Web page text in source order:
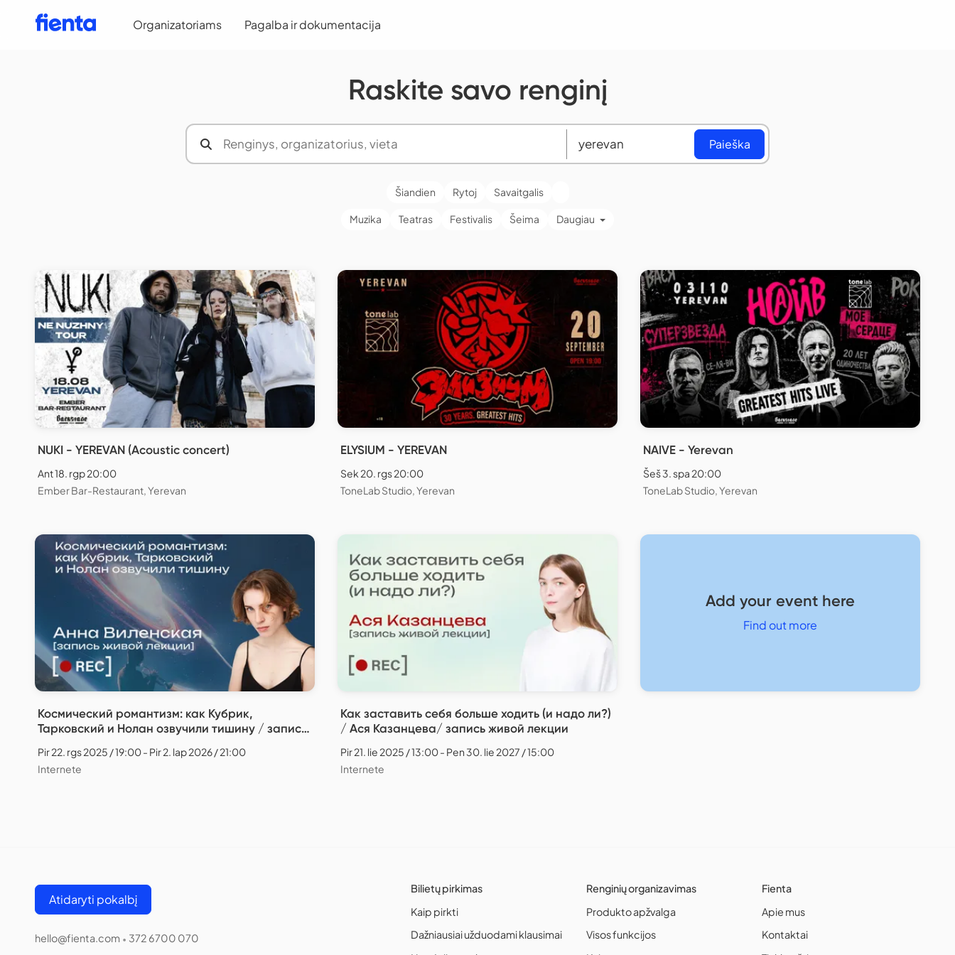
Organizatoriams Pagalba ir dokumentacija
Raskite savo renginį
Paieška
Šiandien Rytoj Savaitgalis
Muzika Teatras Festivalis Šeima Daugiau
NUKI - YEREVAN (Acoustic concert)
Ant 18. rgp 20:00
Ember Bar-Restaurant, Yerevan
ELYSIUM - YEREVAN
Sek 20. rgs 20:00
ToneLab Studio, Yerevan
NAIVE - Yerevan
Šeš 3. spa 20:00
ToneLab Studio, Yerevan
Космический романтизм: как Кубрик,
Тарковский и Нолан озвучили тишину / запись
Pir 22. rgs 2025 / 19:00 - Pir 2. lap 2026 / 21:00
Internete
Как заставить себя больше ходить (и надо ли?)
/ Ася Казанцева/ запись живой лекции
Pir 21. lie 2025 / 13:00 - Pen 30. lie 2027 / 15:00
Internete
Add your event here
Find out more
Atidaryti pokalbį
hello@fienta.com • 372 6700 070
Bilietų pirkimas
Kaip pirkti
Dažniausiai užduodami klausimai
Renginių organizavimas
Produkto apžvalga
Visos funkcijos
Fienta
Apie mus
Kontaktai